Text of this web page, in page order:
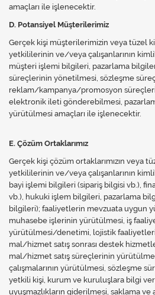
amaçları ile işlenecektir.
D. Potansiyel Müşterilerimiz
Gerçek kişi müşterilerimizin veya tüzel
yetkililerinin ve/veya çalışanlarının
müşteri işlemi bilgileri, pazarlama
süreçlerinin yönetilmesi, sözleşme
reklam/kampanya/promosyon
elektronik ileti gönderebilmesi,
yürütülmesi amaçları ile işlenecektir.
E. Çözüm Ortaklarımız
Gerçek kişi çözüm ortaklarımızın veya
yetkililerinin ve/veya çalışanlarının
bayi işlemi bilgileri (sipariş bilgisi vb.),
vb.), hukuki işlem bilgileri, pazarlama
bilgileri); faaliyetlerin mevzuata uygun
muhasebe işlerinin yürütülmesi, iş
yürütülmesi/denetimi, lojistik
mal/hizmet satış sonrası destek
mal/hizmet satış süreçlerinin
çalışmalarının yürütülmesi, sözleşme
yetkili kişi, kurum ve kuruluşlara bilgi
uyuşmazlıkların giderilmesi, saklama